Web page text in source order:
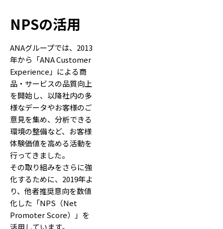
NPSの活用
ANAグループでは、2013
年から「ANA Customer
Experience」による商
品・サービスの品質向上
を開始し、以降社内の多
様なデータやお客様のご
意見を集め、分析できる
環境の整備など、お客様
体験価値を高める活動を
行ってきました。
その取り組みをさらに強
化するために、2019年よ
り、他者推奨意向を数値
化した「NPS（Net
Promoter Score）」を
活用しています。